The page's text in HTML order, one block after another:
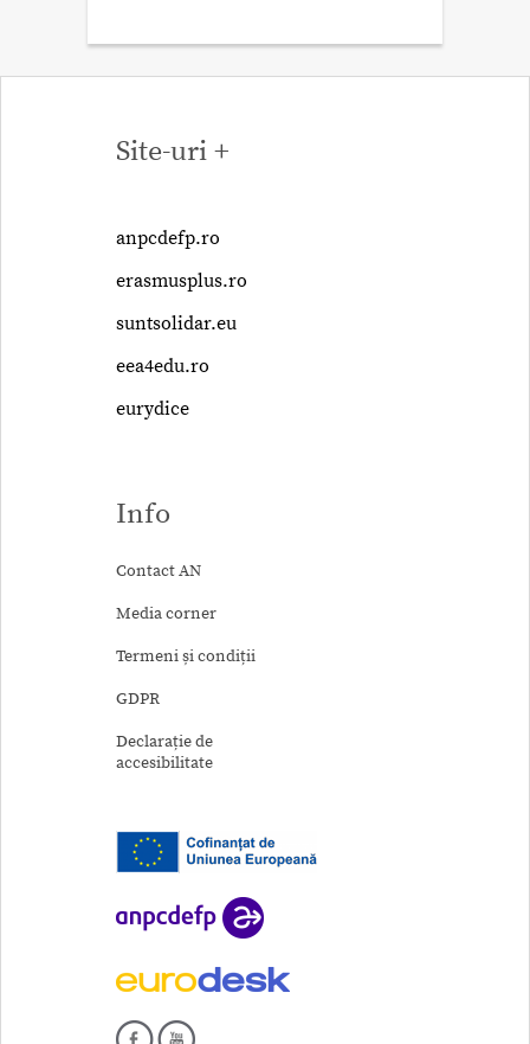
Site-uri +
anpcdefp.ro
erasmusplus.ro
suntsolidar.eu
eea4edu.ro
eurydice
Info
Contact AN
Media corner
Termeni și condiții
GDPR
Declarație de
accesibilitate